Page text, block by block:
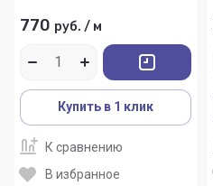
770 руб. / м
Купить в 1 клик
К сравнению
В избранное